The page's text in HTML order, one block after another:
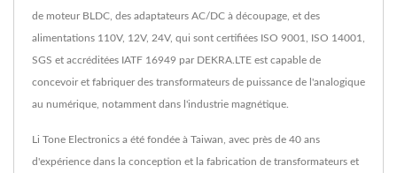
de moteur BLDC, des adaptateurs AC/DC à découpage, et des
alimentations 110V, 12V, 24V, qui sont certifiées ISO 9001, ISO 14001,
SGS et accréditées IATF 16949 par DEKRA.LTE est capable de
concevoir et fabriquer des transformateurs de puissance de l'analogique
au numérique, notamment dans l'industrie magnétique.
Li Tone Electronics a été fondée à Taiwan, avec près de 40 ans
d'expérience dans la conception et la fabrication de transformateurs et